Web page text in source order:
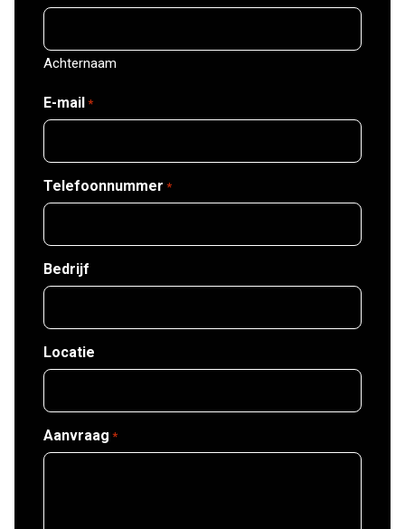
Achternaam
E-mail *
Telefoonnummer *
Bedrijf
Locatie
Aanvraag *